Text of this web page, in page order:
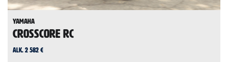
Yamaha
CrossCore RC
alk. 2 582 €